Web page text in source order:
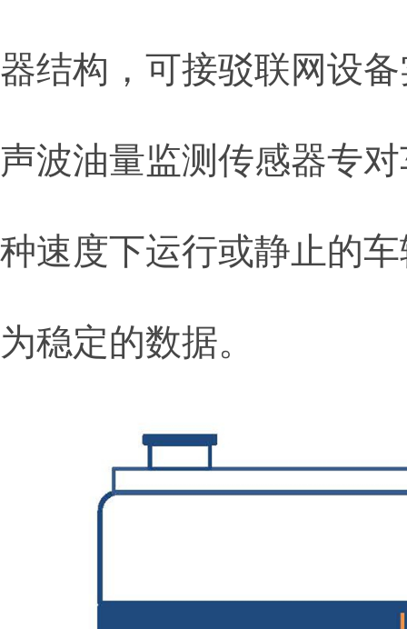
器结构，可接驳联网设
声波油量监测传感器专
种速度下运行或静止的
为稳定的数据。